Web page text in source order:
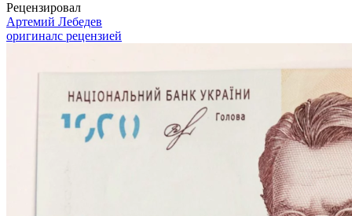
Рецензировал
Артемий Лебедев
оригиналс рецензией